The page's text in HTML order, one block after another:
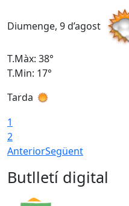
Diumenge, 9 d’agost
T.Màx: 38°
T.Min: 17°
Tarda
1
2
AnteriorSegüent
Butlletí digital